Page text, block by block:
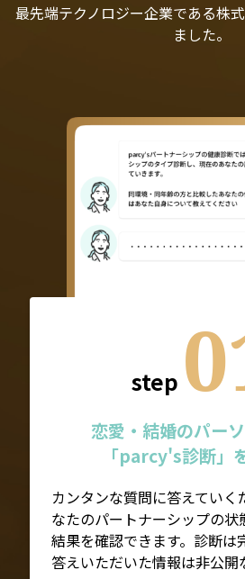
最先端テクノロジー企業である株
ました。
step
恋愛・結婚のパー
「parcy's診断」
カンタンな質問に答えていく
なたのパートナーシップの状
結果を確認できます。診断は
答えいただいた情報は非公開